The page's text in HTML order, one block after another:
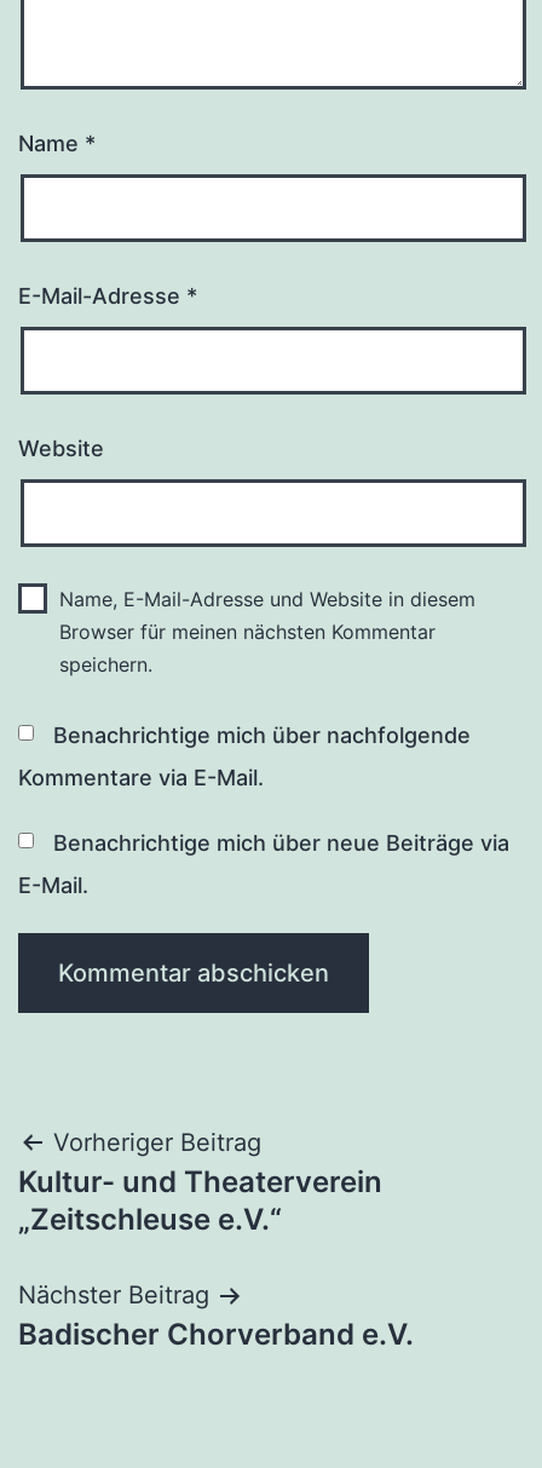
Name *
E-Mail-Adresse *
Website
Name, E-Mail-Adresse und Website in diesem
Browser für meinen nächsten Kommentar
speichern.
Benachrichtige mich über nachfolgende
Kommentare via E-Mail.
Benachrichtige mich über neue Beiträge via
E-Mail.
Beitragsnavigation
Vorheriger Beitrag
Kultur- und Theaterverein
„Zeitschleuse e.V.“
Nächster Beitrag
Badischer Chorverband e.V.